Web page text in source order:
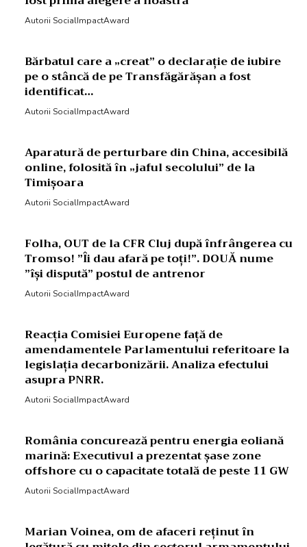
Autorii SocialImpactAward
Bărbatul care a „creat” o declarație de iubire
pe o stâncă de pe Transfăgărășan a fost
identificat…
Autorii SocialImpactAward
Aparatură de perturbare din China, accesibilă
online, folosită în „jaful secolului” de la
Timișoara
Autorii SocialImpactAward
Folha, OUT de la CFR Cluj după înfrângerea cu
Tromso! ”Îi dau afară pe toți!”. DOUĂ nume
”își dispută” postul de antrenor
Autorii SocialImpactAward
Reacția Comisiei Europene față de
amendamentele Parlamentului referitoare la
legislația decarbonizării. Analiza efectului
asupra PNRR.
Autorii SocialImpactAward
România concurează pentru energia eoliană
marină: Executivul a prezentat șase zone
offshore cu o capacitate totală de peste 11 GW
Autorii SocialImpactAward
Marian Voinea, om de afaceri reținut în